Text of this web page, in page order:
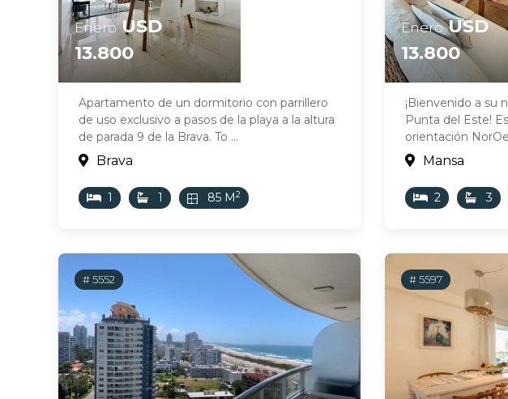
EneroUSD
13.800
Apartamento de un dormitorio con parrillero
de uso exclusivo a pasos de la playa a la altura
de parada 9 de la Brava. To ...
Brava
1 1 85 M2
EneroUSD
13.800
¡Bienvenido a su
Punta del Este!
orientación
Mansa
2 3
# 5552 # 5597